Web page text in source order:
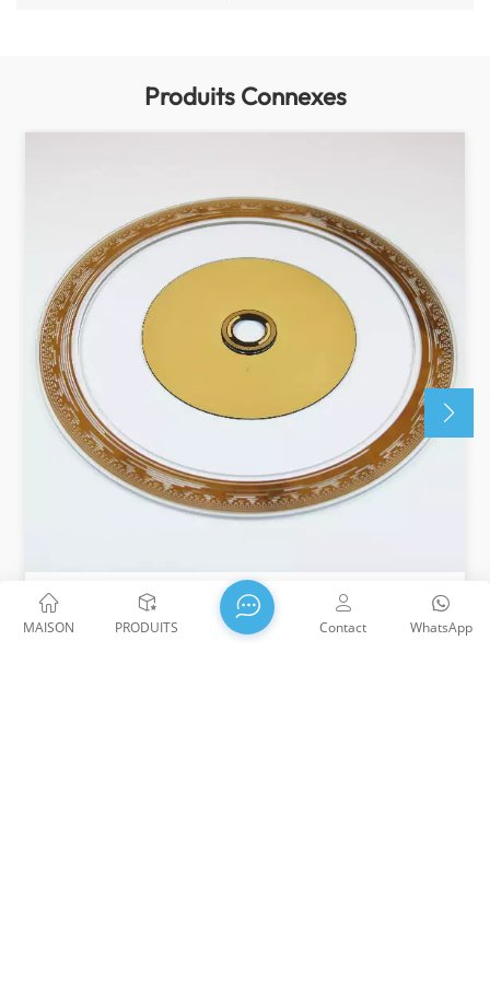
Produits Connexes
Roue Codeuse De Haute Précision
WTS adopte la technologie de micro-nano-traitement,
MAISON PRODUITS WhatsApp
Contact